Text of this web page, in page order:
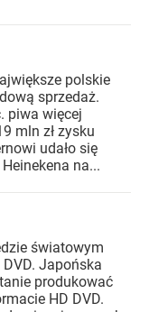
polskie
sprzedaż.
piwa więcej
mln zł zysku
udało się
na...
światowym
Japońska
produkować
HD DVD.